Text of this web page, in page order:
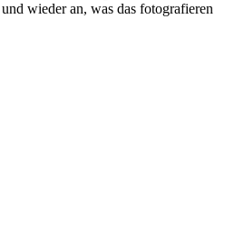
wieder an, was das fotografieren